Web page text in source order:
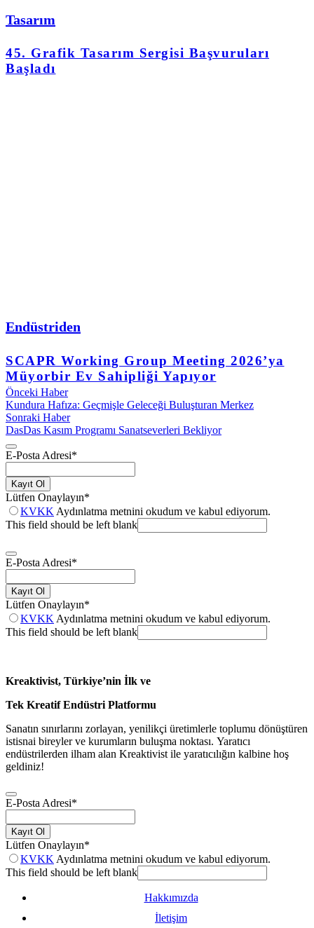
Tasarım
45. Grafik Tasarım Sergisi Başvuruları
Başladı
Endüstriden
SCAPR Working Group Meeting 2026’ya
Müyorbir Ev Sahipliği Yapıyor
Önceki Haber
Kundura Hafıza: Geçmişle Geleceği Buluşturan Merkez
Sonraki Haber
DasDas Kasım Programı Sanatseverleri Bekliyor
E-Posta Adresi*
Kayıt Ol
Lütfen Onaylayın*
KVKK Aydınlatma metnini okudum ve kabul ediyorum.
This field should be left blank
E-Posta Adresi*
Kayıt Ol
Lütfen Onaylayın*
KVKK Aydınlatma metnini okudum ve kabul ediyorum.
This field should be left blank
Kreaktivist, Türkiye’nin İlk ve
Tek Kreatif Endüstri Platformu
Sanatın sınırlarını zorlayan, yenilikçi üretimlerle toplumu dönüştüren
istisnai bireyler ve kurumların buluşma noktası. Yaratıcı
endüstrilerden ilham alan Kreaktivist ile yaratıcılığın kalbine hoş
geldiniz!
E-Posta Adresi*
Kayıt Ol
Lütfen Onaylayın*
KVKK Aydınlatma metnini okudum ve kabul ediyorum.
This field should be left blank
Hakkımızda
İletişim